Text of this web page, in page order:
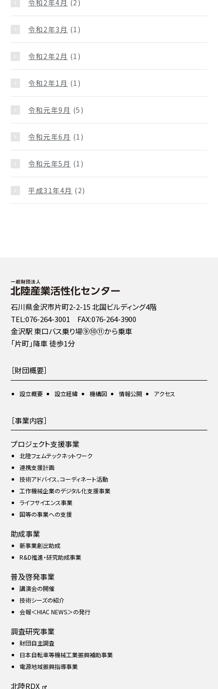
令和2年4月 (2)
令和2年3月 (1)
令和2年2月 (1)
令和2年1月 (1)
令和元年9月 (5)
令和元年6月 (1)
令和元年5月 (1)
平成31年4月 (2)
石川県金沢市片町2-2-15 北国ビルディング4階
TEL:076-264-3001 FAX:076-264-3900
金沢駅 東口バス乗り場⑨⑩⑪から乗車
「片町」降車 徒歩1分
［財団概要］
設立概要 設立経緯 機構図 情報公開 アクセス
［事業内容］
プロジェクト支援事業
北陸フェムテックネットワーク
連携支援計画
技術アドバイス、コーディネート活動
工作機械企業のデジタル化支援事業
ライフサイエンス事業
国等の事業への支援
助成事業
新事業創出助成
R&D推進・研究助成事業
普及啓発事業
講演会の開催
技術シーズの紹介
会報＜HIAC NEWS＞の発行
調査研究事業
財団自主調査
日本自転車等機械工業振興補助事業
電源地域振興指導事業
北陸RDX